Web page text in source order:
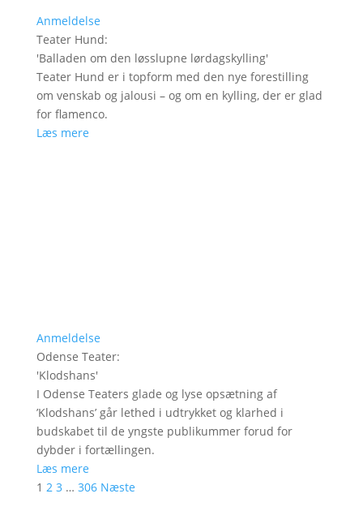
Anmeldelse
Teater Hund:
'Balladen om den løsslupne lørdagskylling'
Teater Hund er i topform med den nye forestilling
om venskab og jalousi – og om en kylling, der er glad
for flamenco.
Læs mere
Anmeldelse
Odense Teater:
'Klodshans'
I Odense Teaters glade og lyse opsætning af
’Klodshans’ går lethed i udtrykket og klarhed i
budskabet til de yngste publikummer forud for
dybder i fortællingen.
Læs mere
1 2 3 … 306 Næste